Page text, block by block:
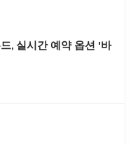
, 실시간 예약 옵션 '바